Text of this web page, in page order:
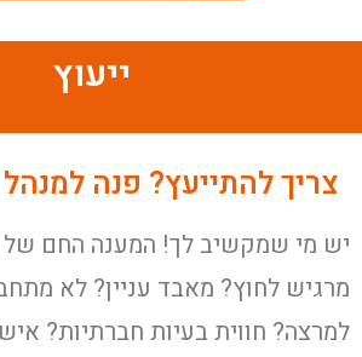
ייעוץ
צריך להתייעץ? פנה
יש מי שמקשיב לך! המענה החם
מרגיש לחוץ? מאבד עניין? לא
למרצה? חווית בעיות חברתיות?